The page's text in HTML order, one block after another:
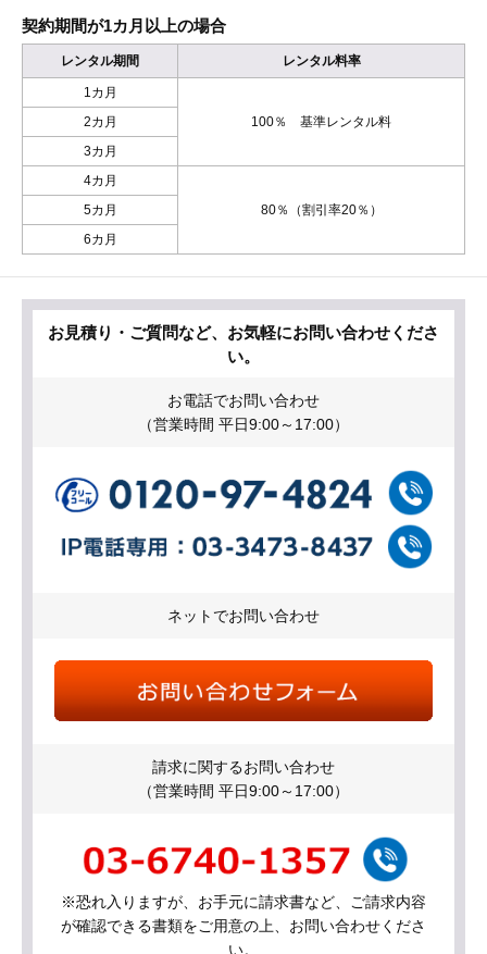
契約期間が1カ月以上の場合
レンタル期間 レンタル料率
1カ月
100％ 基準レンタル料
2カ月
3カ月
4カ月
80％（割引率20％）
5カ月
6カ月
お見積り・ご質問など、お気軽にお問い合わせくださ
い。
お電話でお問い合わせ
（営業時間 平日9:00～17:00）
ネットでお問い合わせ
請求に関するお問い合わせ
（営業時間 平日9:00～17:00）
※恐れ入りますが、お手元に請求書など、ご請求内容
が確認できる書類をご用意の上、お問い合わせくださ
い。